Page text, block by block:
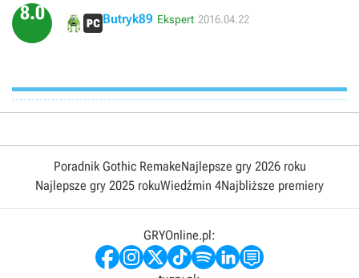
8.0 Butryk89 Ekspert 2016.04.22
Poradnik Gothic RemakeNajlepsze gry 2026 roku
Najlepsze gry 2025 rokuWiedźmin 4Najbliższe premiery
GRYOnline.pl: